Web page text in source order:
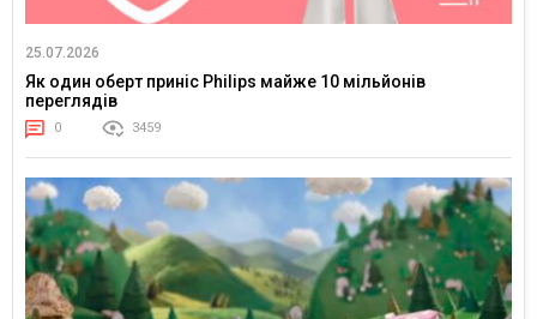
25.07.2026
Як один оберт приніс Philips майже 10 мільйонів
переглядів
0 3459